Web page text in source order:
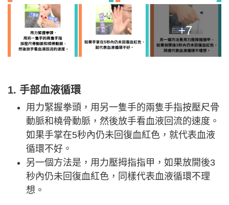
+7
1. 手部血液循環
用力緊握拳頭，用另一隻手的兩隻手指按壓尺骨
動脈和橈骨動脈，然後放手看血液回流的速度。
如果手掌在5秒內仍未回復血紅色，就代表血液
循環不好。
另一個方法是，用力壓拇指指甲，如果放開後3
秒內仍未回復血紅色，同樣代表血液循環不理
想。